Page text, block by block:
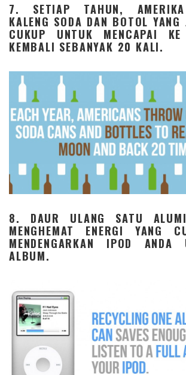
7. SETIAP TAHUN, AMERIKA
KALENG SODA DAN BOTOL
CUKUP UNTUK MENCAPAI
KEMBALI SEBANYAK 20 KALI.
8. DAUR ULANG SATU
MENGHEMAT ENERGI YANG
MENDENGARKAN IPOD ANDA
ALBUM.